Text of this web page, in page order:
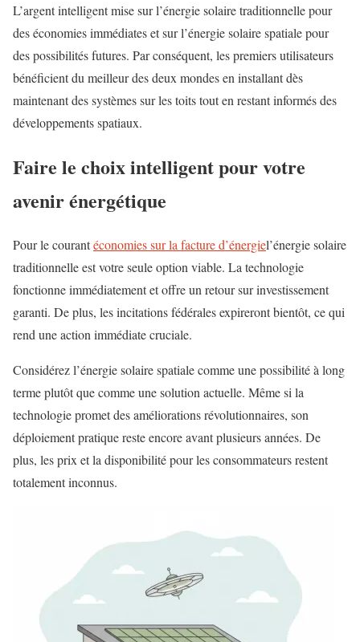
L’argent intelligent mise sur l’énergie solaire traditionnelle pour
des économies immédiates et sur l’énergie solaire spatiale pour
des possibilités futures. Par conséquent, les premiers utilisateurs
bénéficient du meilleur des deux mondes en installant dès
maintenant des systèmes sur les toits tout en restant informés des
développements spatiaux.
Faire le choix intelligent pour votre
avenir énergétique
Pour le courantéconomies sur la facture d’énergiel’énergie solaire
traditionnelle est votre seule option viable. La technologie
fonctionne immédiatement et offre un retour sur investissement
garanti. De plus, les incitations fédérales expireront bientôt, ce qui
rend une action immédiate cruciale.
Considérez l’énergie solaire spatiale comme une possibilité à long
terme plutôt que comme une solution actuelle. Même si la
technologie promet des améliorations révolutionnaires, son
déploiement pratique reste encore avant plusieurs années. De
plus, les prix et la disponibilité pour les consommateurs restent
totalement inconnus.